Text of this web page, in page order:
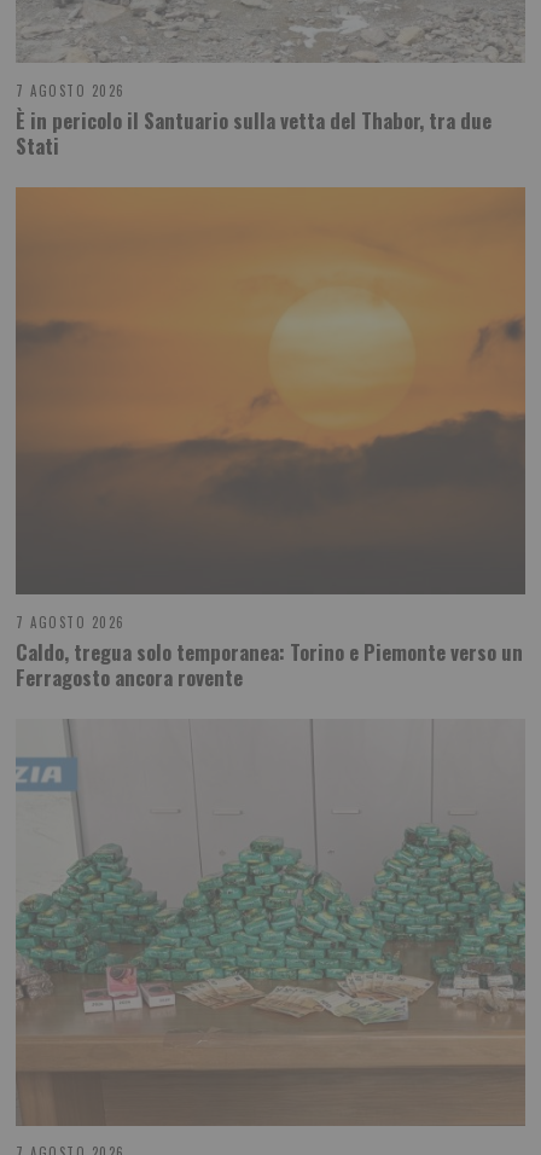
7 AGOSTO 2026
È in pericolo il Santuario sulla vetta del Thabor, tra due
Stati
7 AGOSTO 2026
Caldo, tregua solo temporanea: Torino e Piemonte verso un
Ferragosto ancora rovente